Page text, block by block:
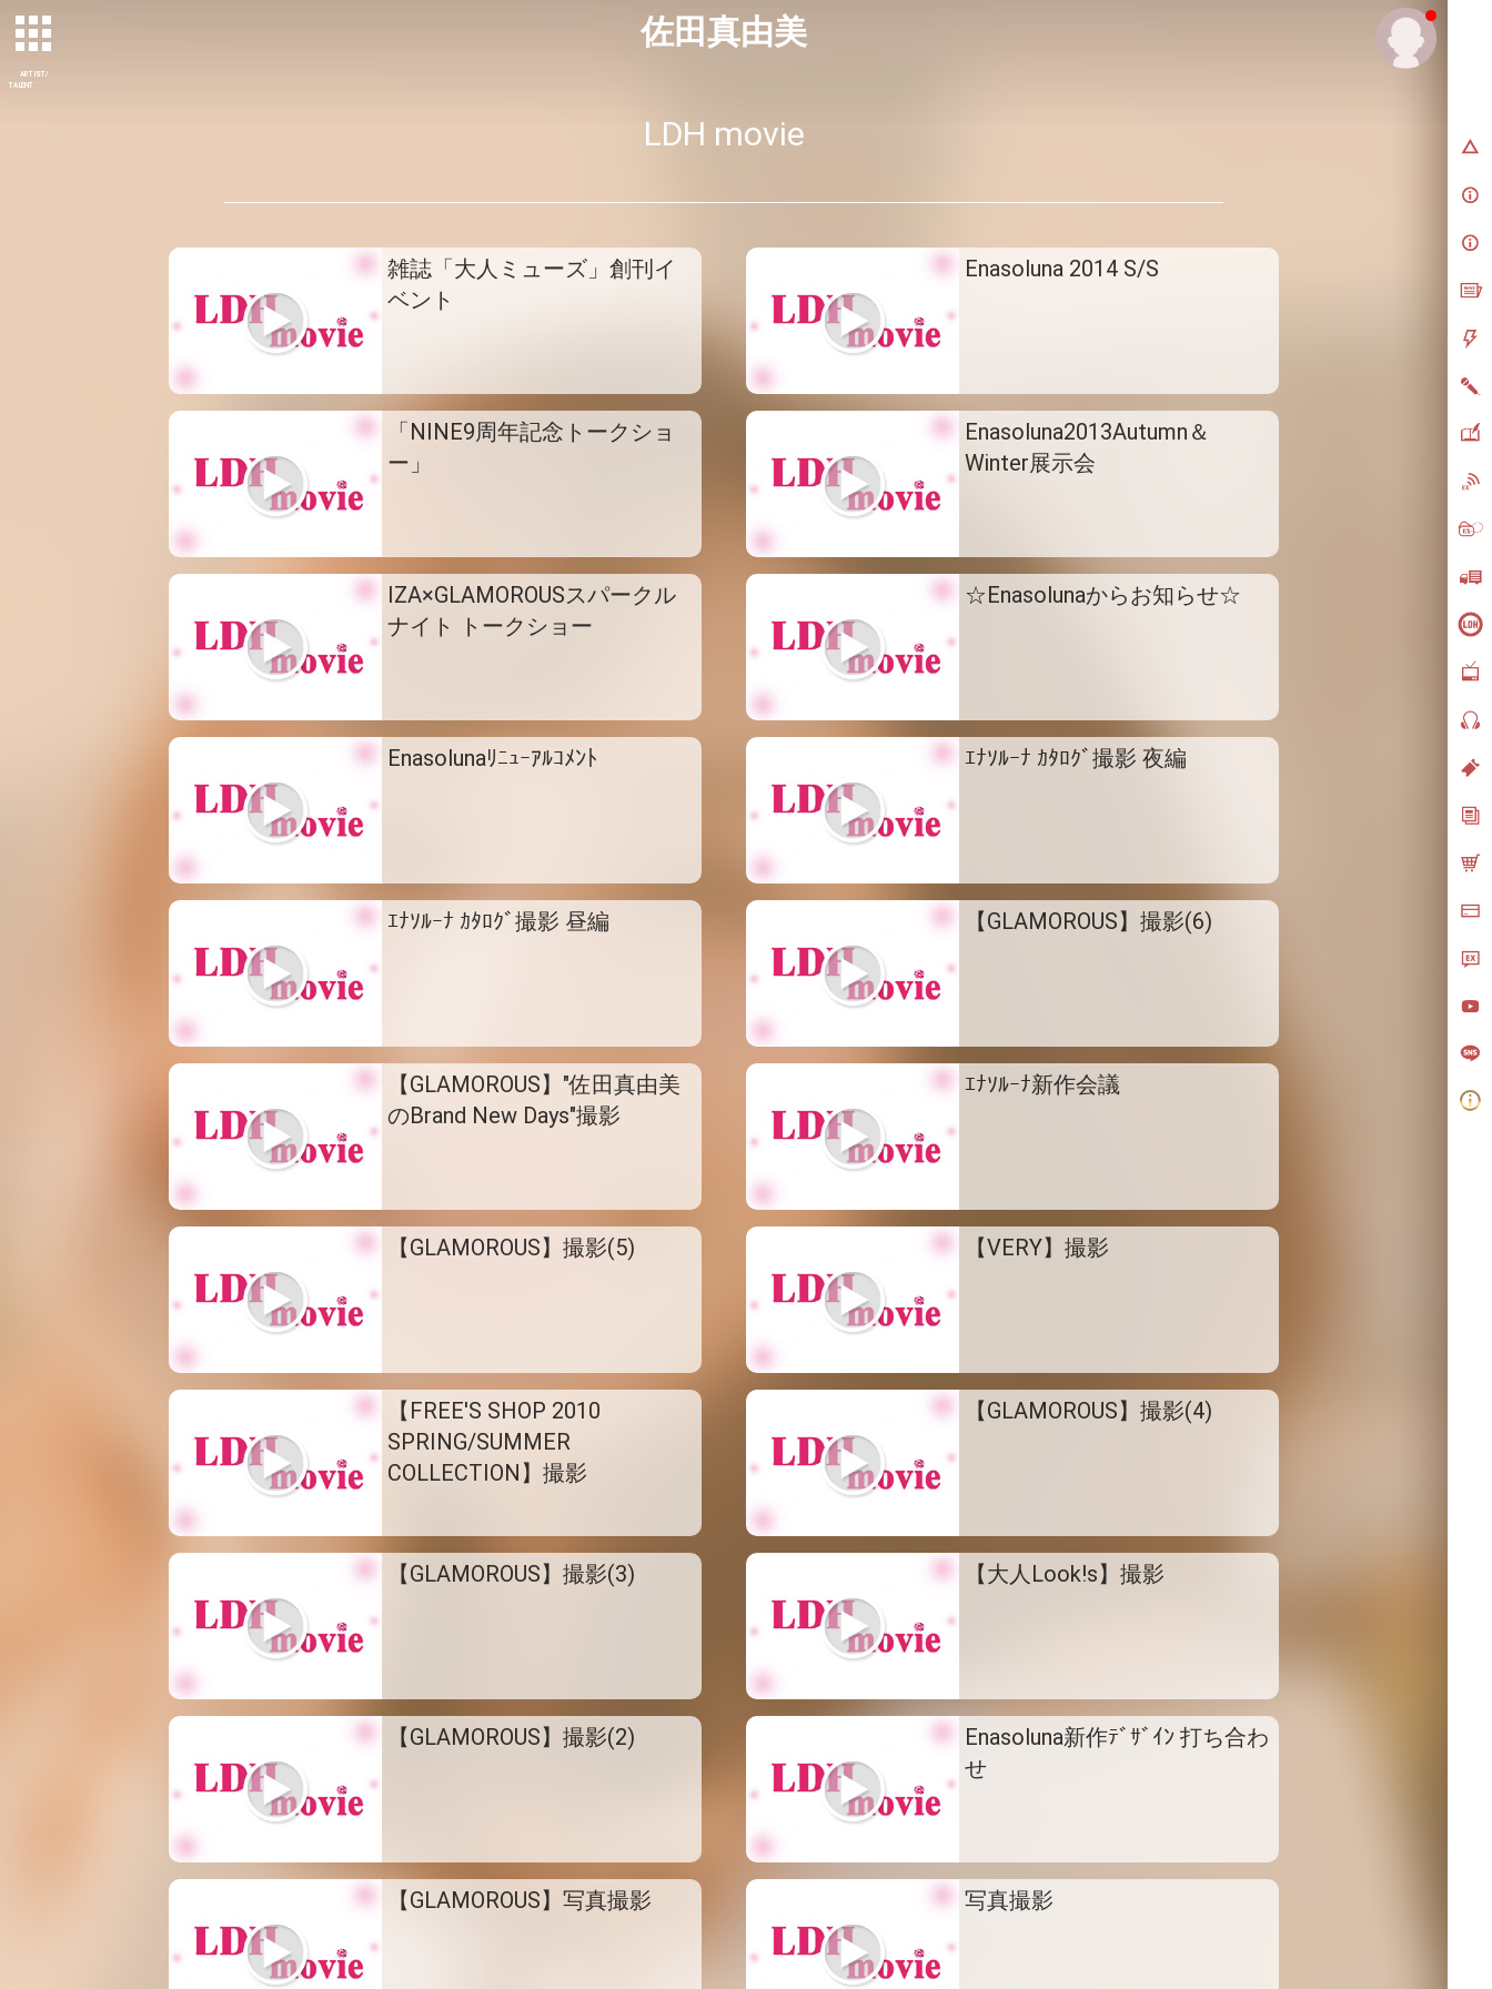
ARTIST/
TALENT
佐田真由美
LDH movie
雑誌「大人ミューズ」創刊イ
ベント
Enasoluna 2014 S/S
「NINE9周年記念トークショ
ー」
Enasoluna2013Autumn＆
Winter展示会
IZA×GLAMOROUSスパークル
ナイト トークショー
☆Enasolunaからお知らせ☆
Enasolunaﾘﾆｭｰｱﾙｺﾒﾝﾄ ｴﾅｿﾙｰﾅ ｶﾀﾛｸﾞ撮影 夜編
ｴﾅｿﾙｰﾅ ｶﾀﾛｸﾞ撮影 昼編 【GLAMOROUS】撮影(6)
【GLAMOROUS】"佐田真由美
のBrand New Days"撮影
ｴﾅｿﾙｰﾅ新作会議
【GLAMOROUS】撮影(5) 【VERY】撮影
【FREE'S SHOP 2010
SPRING/SUMMER
COLLECTION】撮影
【GLAMOROUS】撮影(4)
【GLAMOROUS】撮影(3) 【大人Look!s】撮影
【GLAMOROUS】撮影(2)
Enasoluna新作ﾃﾞｻﾞｲﾝ 打ち合わ
せ
【GLAMOROUS】写真撮影 写真撮影